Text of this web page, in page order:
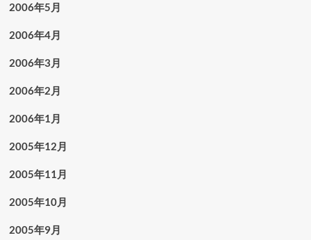
2006年5月
2006年4月
2006年3月
2006年2月
2006年1月
2005年12月
2005年11月
2005年10月
2005年9月